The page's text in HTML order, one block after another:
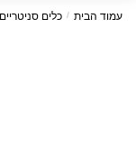
עמוד הבית / כלים